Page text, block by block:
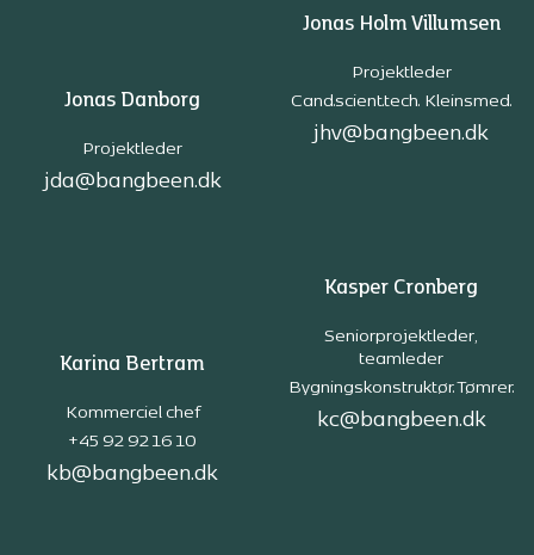
Jonas Danborg
Projektleder
jda@bangbeen.dk
Jonas Holm Villumsen
Projektleder
Cand.scient.tech. Kleinsmed.
jhv@bangbeen.dk
Karina Bertram
Kommerciel chef
+45 92 92 16 10
kb@bangbeen.dk
Kasper Cronberg
Seniorprojektleder,
teamleder
Bygningskonstruktør. Tømrer.
kc@bangbeen.dk